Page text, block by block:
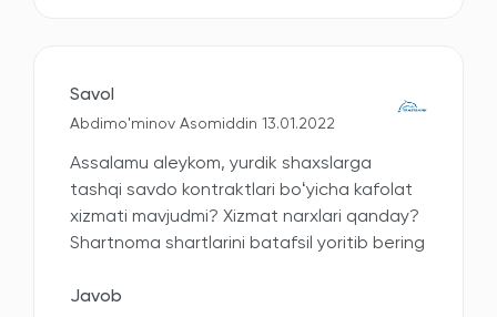
Savol
Abdimo'minov Asomiddin 13.01.2022
Assalamu aleykom, yurdik shaxslarga
tashqi savdo kontraktlari boʻyicha kafolat
xizmati mavjudmi? Xizmat narxlari qanday?
Shartnoma shartlarini batafsil yoritib bering
Javob